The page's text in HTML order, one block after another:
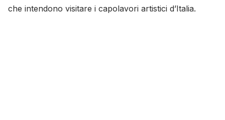
che intendono visitare i capolavori artistici d’Italia.